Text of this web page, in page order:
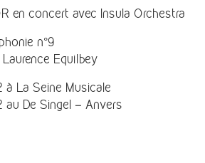
en concert avec Insula Orchestra
n°9
Equilbey
à La Seine Musicale
au De Singel – Anvers